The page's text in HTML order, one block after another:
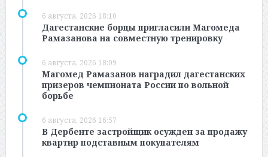
6 августа, 2026 18:10
Дагестанские борцы пригласили Магомеда
Рамазанова на совместную тренировку
6 августа, 2026 18:09
Магомед Рамазанов наградил дагестанских
призеров чемпионата России по вольной
борьбе
6 августа, 2026 16:57
В Дербенте застройщик осужден за продажу
квартир подставным покупателям